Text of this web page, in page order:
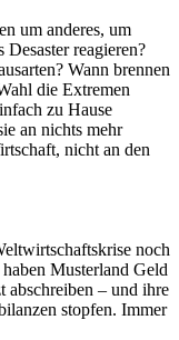
um anderes, um
reagieren?
Wann brennen
die Extremen
zu Hause
an nichts mehr
nicht an den
noch
Musterland Geld
abschreiben – und ihre
stopfen. Immer